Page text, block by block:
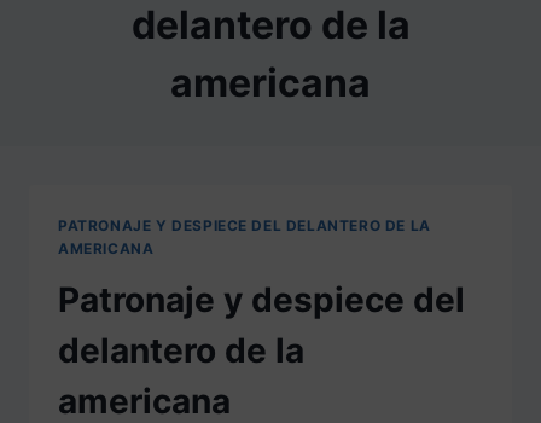
delantero de la
americana
PATRONAJE Y DESPIECE DEL DELANTERO DE LA
AMERICANA
Patronaje y despiece del
delantero de la
americana